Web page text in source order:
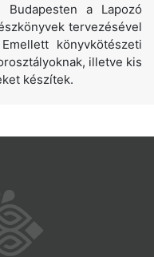
a Lapozó
tervezésével
könyvkötészeti
illetve kis
készítek.